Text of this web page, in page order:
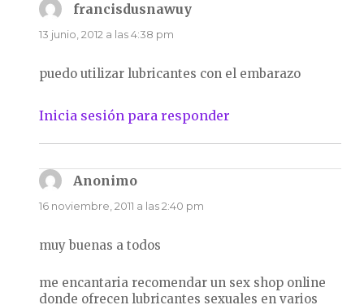
francisdusnawuydice:
13 junio, 2012 a las 4:38 pm
puedo utilizar lubricantes con el embarazo
Inicia sesión para responder
Anonimodice:
16 noviembre, 2011 a las 2:40 pm
muy buenas a todos
me encantaria recomendar un sex shop online
donde ofrecen lubricantes sexuales en varios